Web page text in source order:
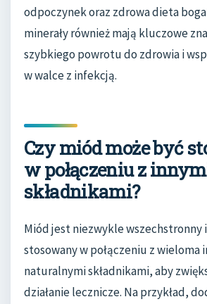
odpoczynek oraz zdrowa dieta
minerały również mają kluczowe
szybkiego powrotu do zdrowia i
w walce z infekcją.
Czy miód może być
w połączeniu z
składnikami?
Miód jest niezwykle wszechstronny
stosowany w połączeniu z wieloma
naturalnymi składnikami, aby
działanie lecznicze. Na przykład,